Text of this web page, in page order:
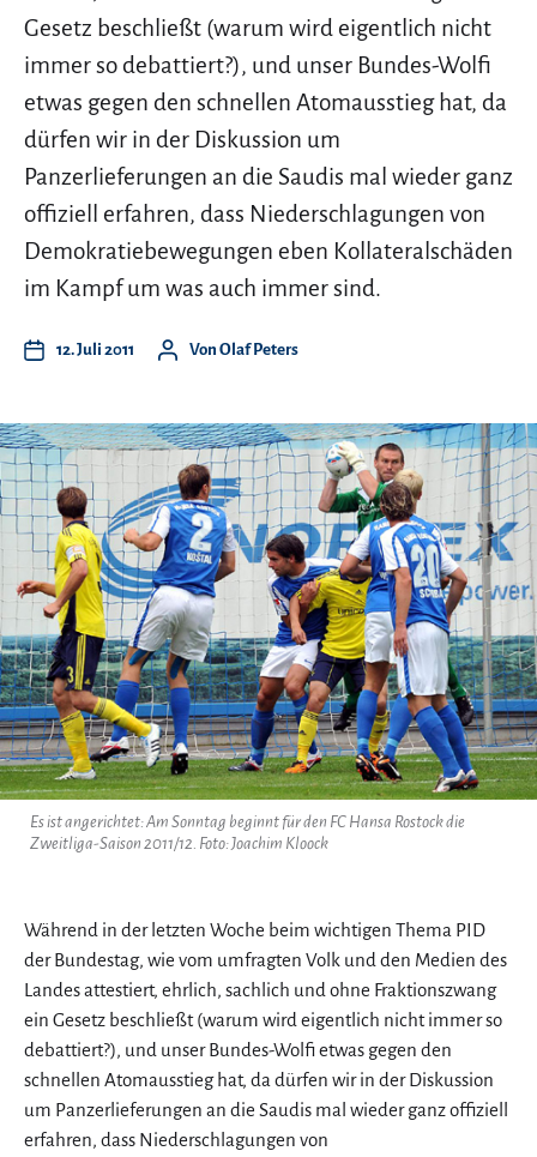
Gesetz beschließt (warum wird eigentlich nicht
immer so debattiert?), und unser Bundes-Wolfi
etwas gegen den schnellen Atomausstieg hat, da
dürfen wir in der Diskussion um
Panzerlieferungen an die Saudis mal wieder ganz
offiziell erfahren, dass Niederschlagungen von
Demokratiebewegungen eben Kollateralschäden
im Kampf um was auch immer sind.
12. Juli 2011 Von Olaf Peters
Es ist angerichtet: Am Sonntag beginnt für den FC Hansa Rostock die
Zweitliga-Saison 2011/12. Foto: Joachim Kloock
Während in der letzten Woche beim wichtigen Thema PID
der Bundestag, wie vom umfragten Volk und den Medien des
Landes attestiert, ehrlich, sachlich und ohne Fraktionszwang
ein Gesetz beschließt (warum wird eigentlich nicht immer so
debattiert?), und unser Bundes-Wolfi etwas gegen den
schnellen Atomausstieg hat, da dürfen wir in der Diskussion
um Panzerlieferungen an die Saudis mal wieder ganz offiziell
erfahren, dass Niederschlagungen von